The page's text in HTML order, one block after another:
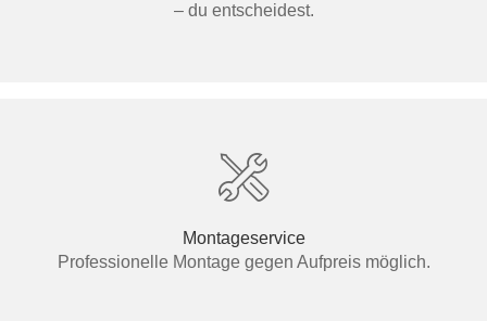
– du entscheidest.
Montageservice
Professionelle Montage gegen Aufpreis möglich.